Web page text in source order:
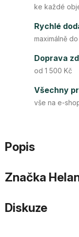
ke každé
Rychlé
maximálně
Doprava
od 1 500 Kč
Všechny
vše na e-
Popis
Značka
Diskuze